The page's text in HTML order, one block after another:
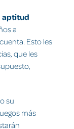
aptitud
a
Esto les
que les
su
más